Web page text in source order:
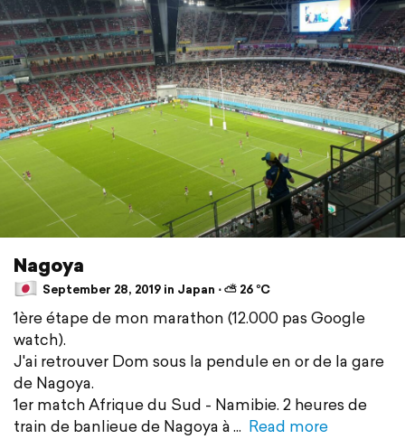
Nagoya
September 28, 2019 in Japan ⋅ ⛅ 26 °C
1ère étape de mon marathon (12.000 pas Google
watch).
J'ai retrouver Dom sous la pendule en or de la gare
de Nagoya.
1er match Afrique du Sud - Namibie. 2 heures de
train de banlieue de Nagoya à
Read more